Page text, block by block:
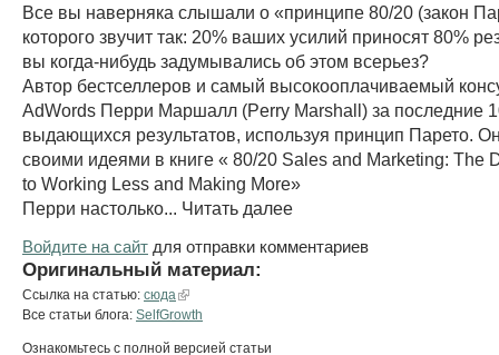
Все вы наверняка слышали о «принципе 80/20 (закон
которого звучит так: 20% ваших усилий приносят 80%
вы когда-нибудь задумывались об этом всерьез?
Автор бестселлеров и самый высокооплачиваемый
AdWords Перри Маршалл (Perry Marshall) за последние
выдающихся результатов, используя принцип Парето.
своими идеями в книге « 80/20 Sales and Marketing: The
to Working Less and Making More»
Перри настолько... Читать далее
Войдите на сайт для отправки комментариев
Оригинальный материал:
Ссылка на статью: сюда
Все статьи блога: SelfGrowth
Ознакомьтесь с полной версией статьи